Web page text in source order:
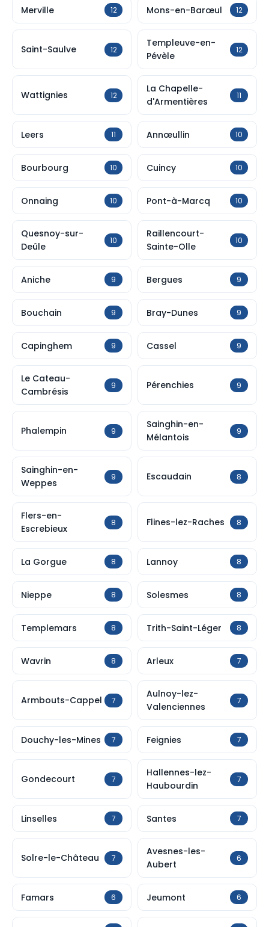
Merville 12 Mons-en-Barœul 12
Saint-Saulve 12
Templeuve-en-
Pévèle
12
Wattignies 12
La Chapelle-
d'Armentières
11
Leers 11 Annœullin 10
Bourbourg 10 Cuincy 10
Onnaing 10 Pont-à-Marcq 10
Quesnoy-sur-
Deûle
10
Raillencourt-
Sainte-Olle
10
Aniche 9 Bergues 9
Bouchain 9 Bray-Dunes 9
Capinghem 9 Cassel 9
Le Cateau-
Cambrésis
9 Pérenchies 9
Phalempin 9
Sainghin-en-
Mélantois
9
Sainghin-en-
Weppes
9 Escaudain 8
Flers-en-
Escrebieux
8 Flines-lez-Raches 8
La Gorgue 8 Lannoy 8
Nieppe 8 Solesmes 8
Templemars 8 Trith-Saint-Léger 8
Wavrin 8 Arleux 7
Armbouts-Cappel 7
Aulnoy-lez-
Valenciennes
7
Douchy-les-Mines 7 Feignies 7
Gondecourt 7
Hallennes-lez-
Haubourdin
7
Linselles 7 Santes 7
Solre-le-Château 7
Avesnes-les-
Aubert
6
Famars 6 Jeumont 6